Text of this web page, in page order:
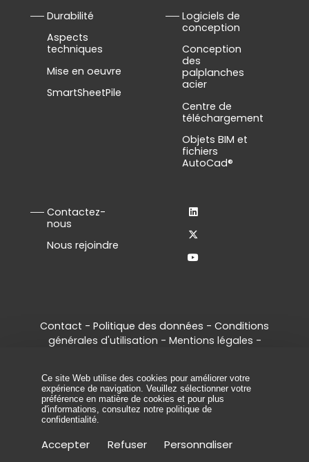
Durabilité
Aspects
techniques
Mise en oeuvre
SmartSheetPile
Logiciels de
conception
Conception
des
palplanches
acier
Centre de
téléchargement
Objets BIM et
fichiers
AutoCad®
Contactez-
nous
Nous rejoindre
Contact - Politique des données - Conditions
générales d'utilisation - Mentions légales -
Palplanches.
Ce site Web utilise des cookies pour améliorer votre
expérience de navigation. Veuillez sélectionner votre
préférence en matière de cookies et pour plus
d'informations, consultez notre politique de
confidentialité
Accepter Refuser Personnaliser